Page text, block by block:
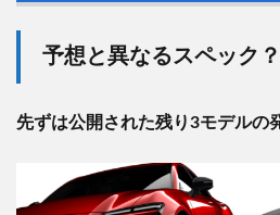
予想と異なるスペック？
先ずは公開された残り3モデルの